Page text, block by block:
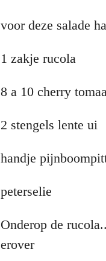
voor deze salade
1 zakje rucola
8 a 10 cherry
2 stengels lente ui
handje
peterselie
Onderop de
erover